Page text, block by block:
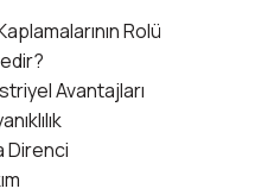
Rolü
Avantajları
Direnci